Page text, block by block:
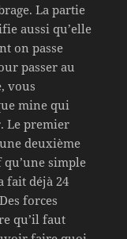
La partie
aussi qu’elle
on passe
passer au
vous
mine qui
Le premier
deuxième
simple
fait déjà 24
forces
qu’il faut